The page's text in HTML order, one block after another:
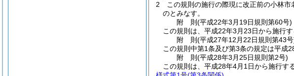
2
この規則の施行の際現に改正前の小林
のとみなす。
附 則(平成22年3月19日規則第60号)
この規則は、平成22年3月23日から施行す
附 則(平成27年12月22日規則第43
この規則中第1条及び第3条の規定は平成
附 則(平成28年3月25日規則第2号)
この規則は、平成28年4月1日から施行する